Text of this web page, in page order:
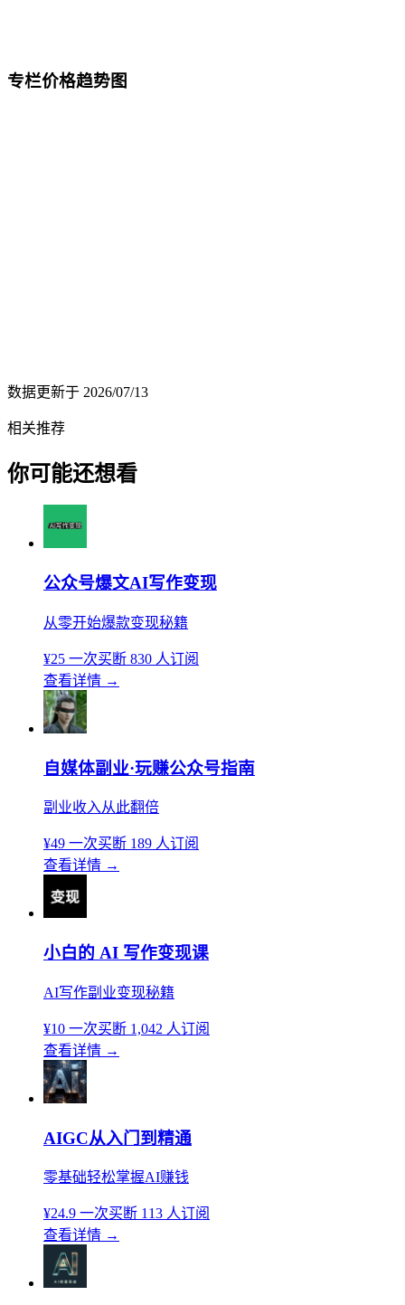
专栏价格趋势图
数据更新于 2026/07/13
相关推荐
你可能还想看
公众号爆文AI写作变现
从零开始爆款变现秘籍
¥25 一次买断 830 人订阅
查看详情 →
自媒体副业·玩赚公众号指南
副业收入从此翻倍
¥49 一次买断 189 人订阅
查看详情 →
小白的 AI 写作变现课
AI写作副业变现秘籍
¥10 一次买断 1,042 人订阅
查看详情 →
AIGC从入门到精通
零基础轻松掌握AI赚钱
¥24.9 一次买断 113 人订阅
查看详情 →